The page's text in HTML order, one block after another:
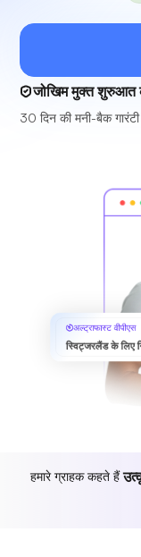
जोखिम मुक्त शुरुआत
30 दिन की मनी-बैक गारंटी
अल्ट्राफास्ट वीपीएस
स्विट्जरलैंड के लिए
हमारे ग्राहक कहते हैं